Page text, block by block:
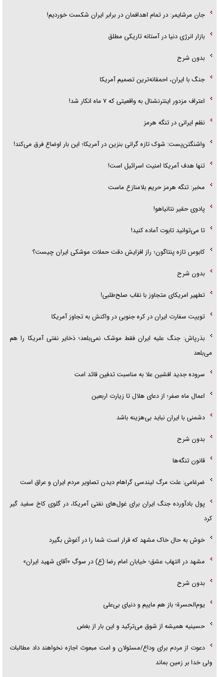
جان مرشایمر: در تمام اهدافمان در برابر ایران شکست خوردیم!
بازار انرژی دنیا در آستانه تاریکی مطلق
بدون شرح
جنگ با ایران، احمقانه‌ترین تصمیم آمریکا
اعتراف مزدور اینترنشنال به واقعیتی که ۷ ماه انکار شد!
نظم ایرانی در تنگه هرمز
واشنگتن‌پست: شوک تازه گرانی بنزین در آمریکا؛ این بار اوضاع فرق می‌کند!
تنها هدف آمریکا امنیت اسرائیل است!
مخبر: تنگه هرمز حریم بلامنازع ماست
پادوی حقیر نتانیاهو!
تا می‌توانید تابوت آماده کنید!
کابوس تازه پنتاگون؛ راز افزایش دقت حملات موشکی ایران چیست؟
بدون شرح
تطهیر امریکای متجاوز با نقاب صلح‌طلبی!
توییت سفارت ایران در کره جنوبی در واکنش به تجاوز آمریکا
بذرپاش: ‏جنگ علیه ایران فقط موشک نمی‌بلعد؛ ذخایر نفتی آمریکا را هم
می‌بلعد
سروده جدید افشین علا به مناسبت تدفین قائد امت
اعمال ماه صفر؛ از دعای هلال تا زیارت اربعین
دشمنی با ایران نباید بی‌هزینه باشد
بدون شرح
قانون تنگه‌ها
ضرغامی: علت مرگ لیندسی گراهام دیدن تصاویر مردم ایران و عراق است
پول بادآورده جنگ ایران برای غول‌های نفتی آمریکا، در گلوی کاخ سفید گیر
کرد
خوش به حال خاک مشهد که قرار است شما را در آغوش بگیرد
مشهد در التهاب عشق؛ خیابان امام رضا (ع) در سوگِ «آقای شهید ایران»
بدون شرح
یوم‌الحسرة؛ باز هم ماییم و دنیای بی‌علی
حسینیه همیشه از شوق می‌ترکید و این بار از بغض
دعوت از مردم برای وداع/مسئولان و امت مبعوث اجازه نخواهند داد مطالبات
ولی خدا بر زمین بماند